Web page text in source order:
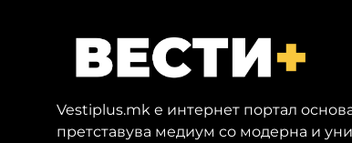
Vestiplus.mk е интернет портал
претставува медиум со модерна и